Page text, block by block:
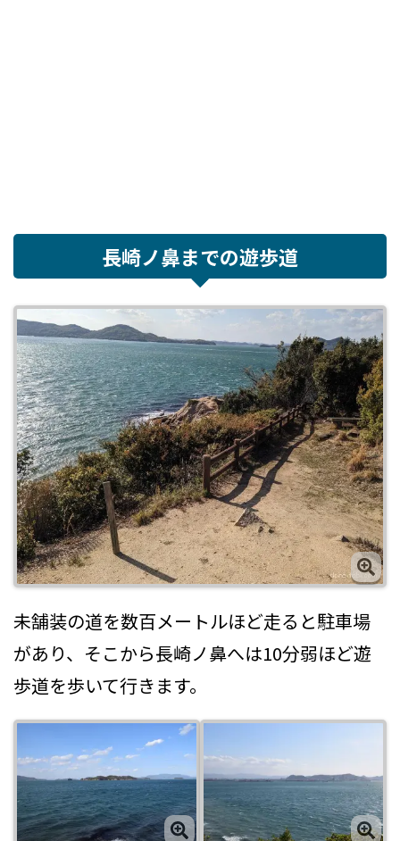
長崎ノ鼻までの遊歩道
未舗装の道を数百メートルほど走ると駐車場
があり、そこから長崎ノ鼻へは10分弱ほど遊
歩道を歩いて行きます。